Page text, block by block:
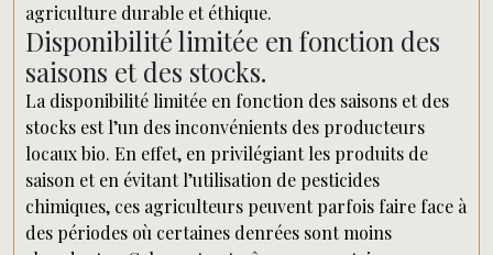
agriculture durable et éthique.
Disponibilité limitée en fonction des
saisons et des stocks.
La disponibilité limitée en fonction des saisons et des
stocks est l’un des inconvénients des producteurs
locaux bio. En effet, en privilégiant les produits de
saison et en évitant l’utilisation de pesticides
chimiques, ces agriculteurs peuvent parfois faire face à
des périodes où certaines denrées sont moins